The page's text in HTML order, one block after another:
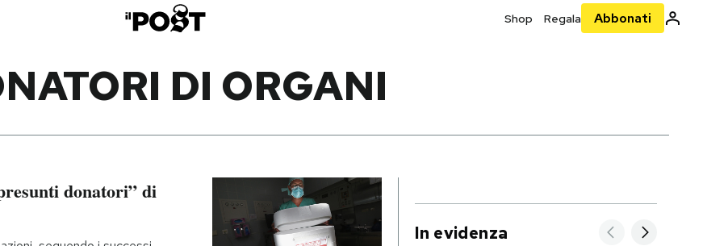
Shop Regala Abbonati
DI ORGANI
donatori” di
In evidenza